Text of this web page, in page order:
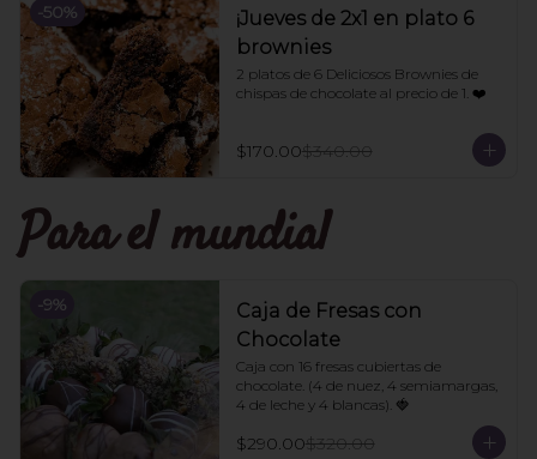
-50%
¡Jueves de 2x1 en plato 6
brownies
2 platos de 6 Deliciosos Brownies de
chispas de chocolate al precio de 1. ❤️
$170.00$340.00
Para el mundial
-9%
Caja de Fresas con
Chocolate
Caja con 16 fresas cubiertas de
chocolate. (4 de nuez, 4 semiamargas,
4 de leche y 4 blancas). 🍓
$290.00$320.00